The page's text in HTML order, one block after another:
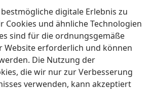
digitale Erlebnis zu
Cookies und ähnliche Technologien
sind für die ordnungsgemäße
Website erforderlich und können
Die Nutzung der
die wir nur zur Verbesserung
verwenden, kann akzeptiert